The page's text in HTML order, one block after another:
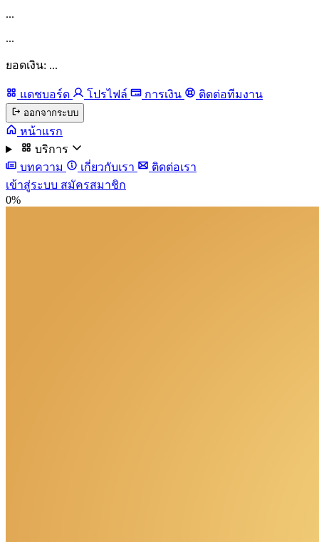
...
...
ยอดเงิน: ...
แดชบอร์ด โปรไฟล์ การเงิน ติดต่อทีมงาน
ออกจากระบบ
หน้าแรก
บริการ
บทความ
เกี่ยวกับเรา
ติดต่อเรา
เข้าสู่ระบบ สมัครสมาชิก
0%